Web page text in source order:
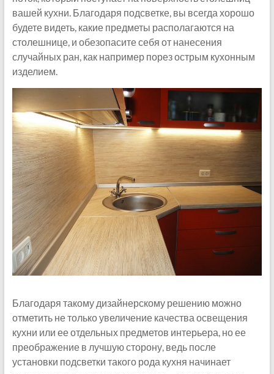
вашей кухни. Благодаря подсветке, вы всегда хорошо
будете видеть, какие предметы располагаются на
столешнице, и обезопасите себя от нанесения
случайных ран, как например порез острым кухонным
изделием.
Благодаря такому дизайнерскому решению можно
отметить не только увеличение качества освещения
кухни или ее отдельных предметов интерьера, но ее
преображение в лучшую сторону, ведь после
установки подсветки такого рода кухня начинает